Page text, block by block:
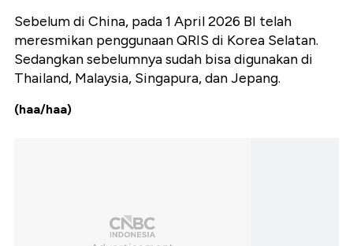
Sebelum di China, pada 1 April 2026 BI telah
meresmikan penggunaan QRIS di Korea Selatan.
Sedangkan sebelumnya sudah bisa digunakan di
Thailand, Malaysia, Singapura, dan Jepang.
(haa/haa)